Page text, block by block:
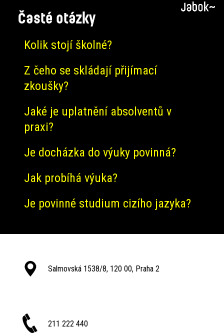
Časté otázky
Kolik stojí školné?
Z čeho se skládají přijímací
zkoušky?
Jaké je uplatnění absolventů v
praxi?
Je docházka do výuky povinná?
Jak probíhá výuka?
Je povinné studium cizího jazyka?
Salmovská 1538/8, 120 00, Praha 2
211 222 440